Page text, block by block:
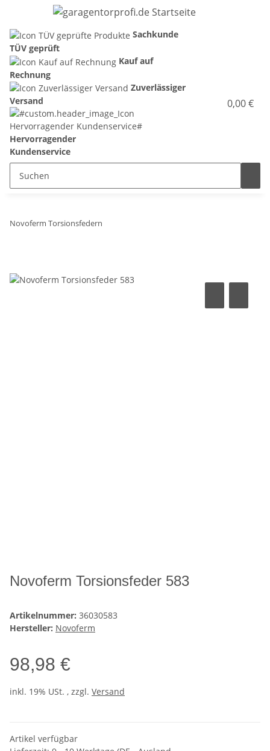
Sachkunde
TÜV geprüft
Kauf auf
Rechnung
Zuverlässiger
Versand
Hervorragender
Kundenservice
0,00 €
Novoferm Torsionsfedern
Novoferm Torsionsfeder 583
Artikelnummer: 36030583
Hersteller: Novoferm
98,98 €
inkl. 19% USt. , zzgl. Versand
Artikel verfügbar